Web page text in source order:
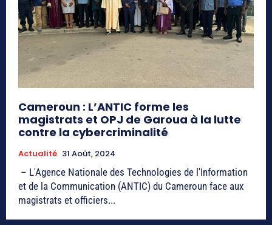
Cameroun : L’ANTIC forme les
magistrats et OPJ de Garoua à la lutte
contre la cybercriminalité
Actualité 31 Août, 2024
– L'Agence Nationale des Technologies de l'Information
et de la Communication (ANTIC) du Cameroun face aux
magistrats et officiers...